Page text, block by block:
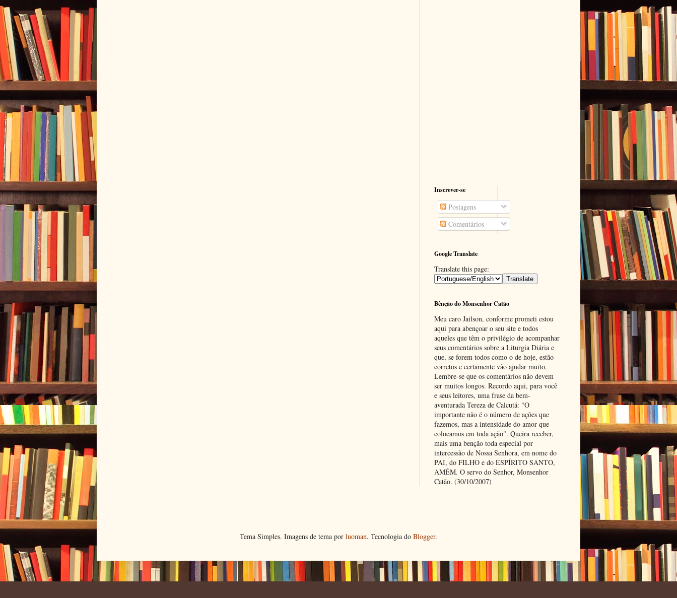
Inscrever-se
Postagens
Comentários
Google Translate
Translate this page:
Bênção do Monsenhor Catão
Meu caro Jailson, conforme prometi estou
aqui para abençoar o seu site e todos
aqueles que têm o privilégio de acompanhar
seus comentários sobre a Liturgia Diária e
que, se forem todos como o de hoje, estão
corretos e certamente vão ajudar muito.
Lembre-se que os comentários não devem
ser muitos longos. Recordo aqui, para você
e seus leitores, uma frase da bem-
aventurada Tereza de Calcutá: "O
importante não é o número de ações que
fazemos, mas a intensidade do amor que
colocamos em toda ação". Queira receber,
mais uma benção toda especial por
intercessão de Nossa Senhora, em nome do
PAI, do FILHO e do ESPÍRITO SANTO,
AMÉM. O servo do Senhor, Monsenhor
Catão. (30/10/2007)
Tema Simples. Imagens de tema por luoman. Tecnologia do Blogger.